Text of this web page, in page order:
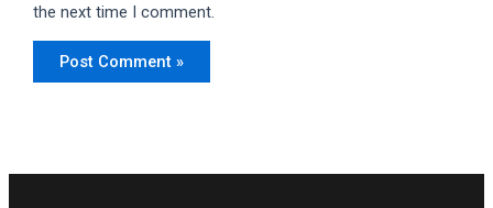
the next time I comment.